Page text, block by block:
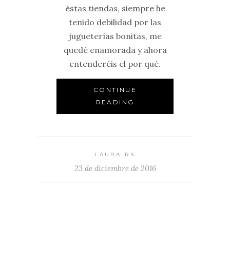
éstas tiendas, siempre he
tenido debilidad por las
jugueterías bonitas, me
quedé enamorada y ahora
entenderéis el por qué.
CONTINUE
READING
LAURA RS
23 de diciembre de 2016